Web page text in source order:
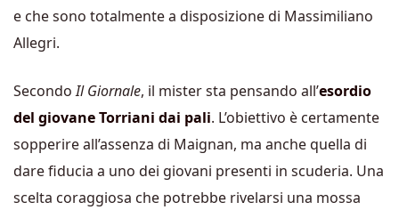
e che sono totalmente a disposizione di Massimiliano
Allegri.
SecondoIl Giornale, il mister sta pensando all’esordio
del giovane Torriani dai pali. L’obiettivo è certamente
sopperire all’assenza di Maignan, ma anche quella di
dare fiducia a uno dei giovani presenti in scuderia. Una
scelta coraggiosa che potrebbe rivelarsi una mossa